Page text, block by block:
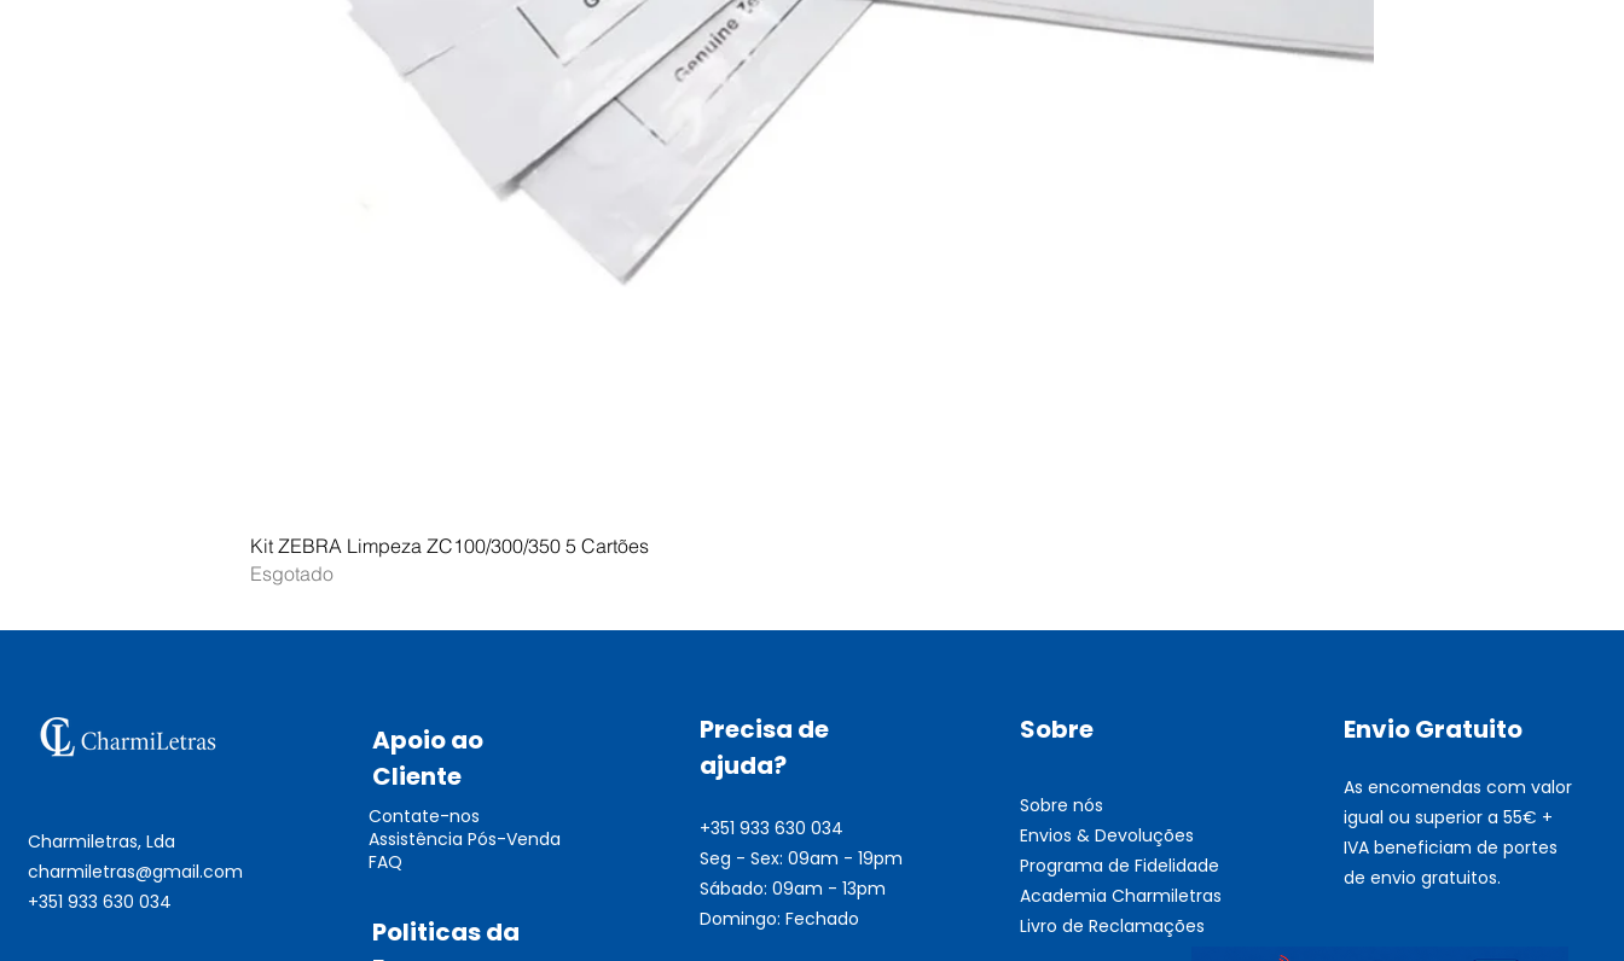
Kit ZEBRA Limpeza ZC100/300/350 5 Cartões
Esgotado
Charmiletras, Lda
charmiletras@gmail.com
+351 933 630 034
Apoio ao
Cliente
Contate-nos
Assistência Pós-Venda
FAQ
Politicas da
Precisa de
ajuda?
+351 933 630 034
Seg - Sex: 09am - 19pm
Sábado: 09am - 13pm
Domingo: Fechado
Sobre
Sobre nós
Envios & Devoluções
Programa de Fidelidade
Academia Charmiletras
Livro de Reclamações
Envio Gratuito
As encomendas com valor
igual ou superior a 55€ +
IVA beneficiam de portes
de envio gratuitos.